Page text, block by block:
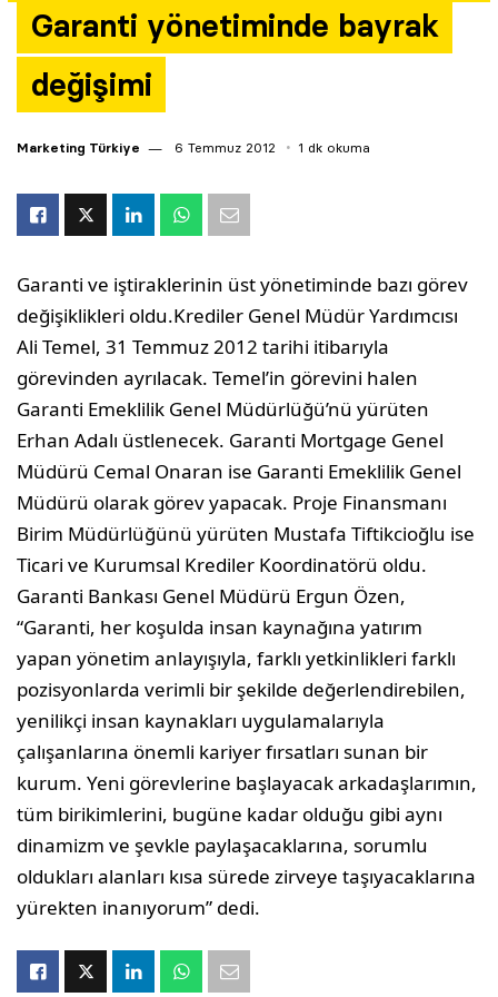
Garanti yönetiminde bayrak
değişimi
Marketing Türkiye 6 Temmuz 2012 1 dk okuma
Garanti ve iştiraklerinin üst yönetiminde bazı görev
değişiklikleri oldu.Krediler Genel Müdür Yardımcısı
Ali Temel, 31 Temmuz 2012 tarihi itibarıyla
görevinden ayrılacak. Temel’in görevini halen
Garanti Emeklilik Genel Müdürlüğü’nü yürüten
Erhan Adalı üstlenecek. Garanti Mortgage Genel
Müdürü Cemal Onaran ise Garanti Emeklilik Genel
Müdürü olarak görev yapacak. Proje Finansmanı
Birim Müdürlüğünü yürüten Mustafa Tiftikcioğlu ise
Ticari ve Kurumsal Krediler Koordinatörü oldu.
Garanti Bankası Genel Müdürü Ergun Özen,
“Garanti, her koşulda insan kaynağına yatırım
yapan yönetim anlayışıyla, farklı yetkinlikleri farklı
pozisyonlarda verimli bir şekilde değerlendirebilen,
yenilikçi insan kaynakları uygulamalarıyla
çalışanlarına önemli kariyer fırsatları sunan bir
kurum. Yeni görevlerine başlayacak arkadaşlarımın,
tüm birikimlerini, bugüne kadar olduğu gibi aynı
dinamizm ve şevkle paylaşacaklarına, sorumlu
oldukları alanları kısa sürede zirveye taşıyacaklarına
yürekten inanıyorum” dedi.
Yazarlar
Araştırma